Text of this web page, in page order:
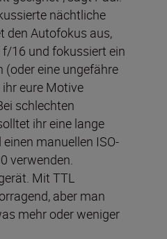
nächtliche
den Autofokus aus,
16 und fokussiert ein
(oder eine ungefähre
eure Motive
schlechten
ihr eine lange
manuellen ISO-
verwenden.
Mit TTL
aber man
mehr oder weniger